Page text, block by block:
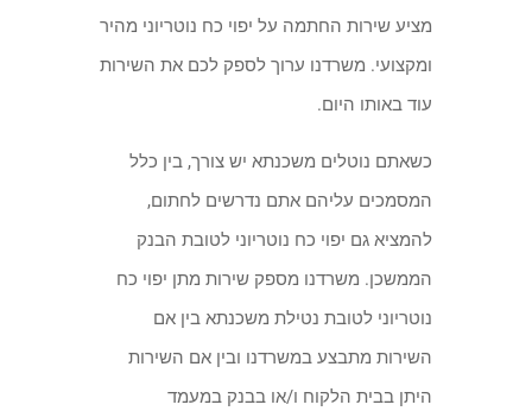
מציע שירות החתמה על יפוי כח נוטריוני מהיר
ומקצועי. משרדנו ערוך לספק לכם את השירות
עוד באותו היום.
כשאתם נוטלים משכנתא יש צורך, בין כלל
המסמכים עליהם אתם נדרשים לחתום,
להמציא גם יפוי כח נוטריוני לטובת הבנק
הממשכן. משרדנו מספק שירות מתן יפוי כח
נוטריוני לטובת נטילת משכנתא בין אם
השירות מתבצע במשרדנו ובין אם השירות
היתן בבית הלקוח ו/או בבנק במעמד